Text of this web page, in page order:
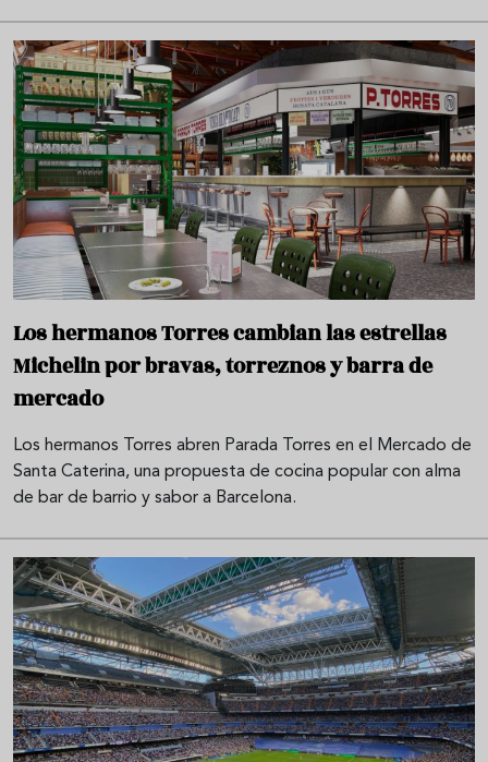
Los hermanos Torres cambian las estrellas
Michelin por bravas, torreznos y barra de
mercado
Los hermanos Torres abren Parada Torres en el Mercado de
Santa Caterina, una propuesta de cocina popular con alma
de bar de barrio y sabor a Barcelona.